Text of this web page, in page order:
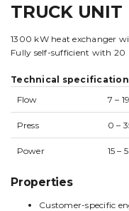
TRUCK UNIT
1300 kW heat exchanger
Fully self-sufficient with 20
Technical
Flow
7 –
Press 0 –
Power 15 –
Properties
Customer-specific